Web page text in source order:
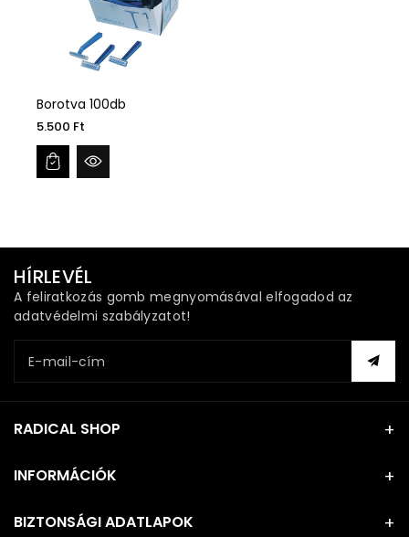
Borotva 100db
5.500 Ft
HÍRLEVÉL
A feliratkozás gomb megnyomásával elfogadod az
adatvédelmi szabályzatot!
E-mail-cím
RADICAL SHOP
INFORMÁCIÓK
BIZTONSÁGI ADATLAPOK